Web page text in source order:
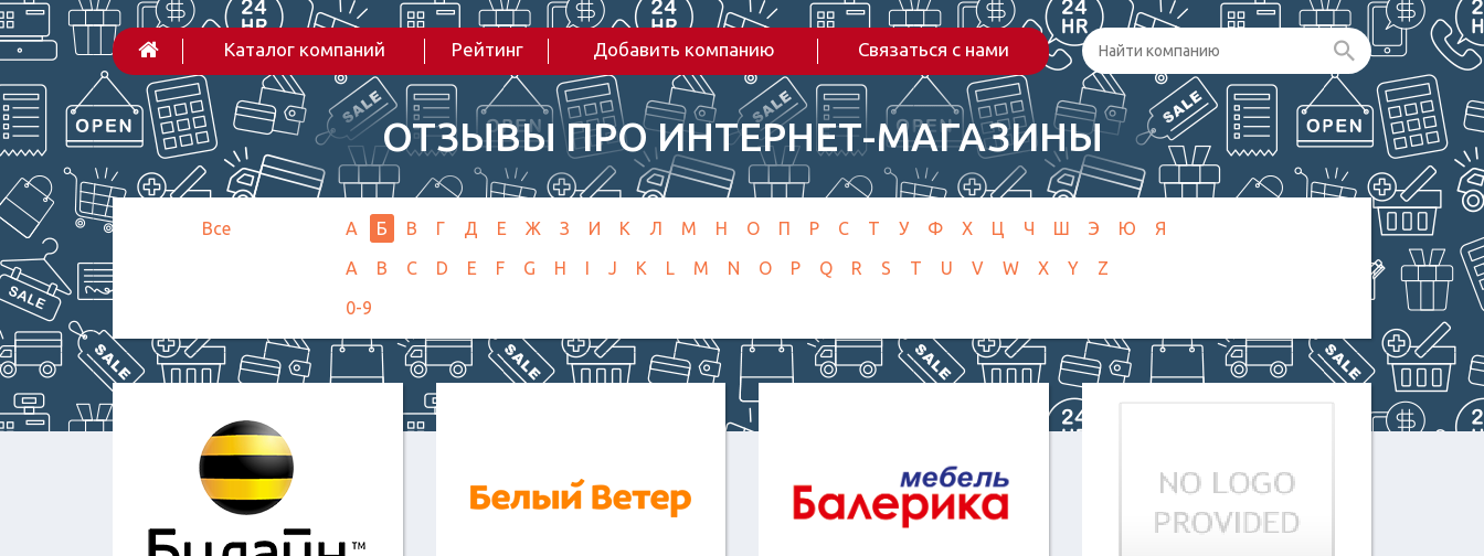
Каталог компаний Рейтинг Добавить компанию Связаться с нами
ОТЗЫВЫ ПРО ИНТЕРНЕТ-МАГАЗИНЫ
Все А Б В Г Д Е Ж З И К Л М Н О П Р С Т У Ф Х Ц Ч Ш Э Ю
Я
A
B C D E F G H I J K L M N O P Q R S T U V W X Y
Z
0-9